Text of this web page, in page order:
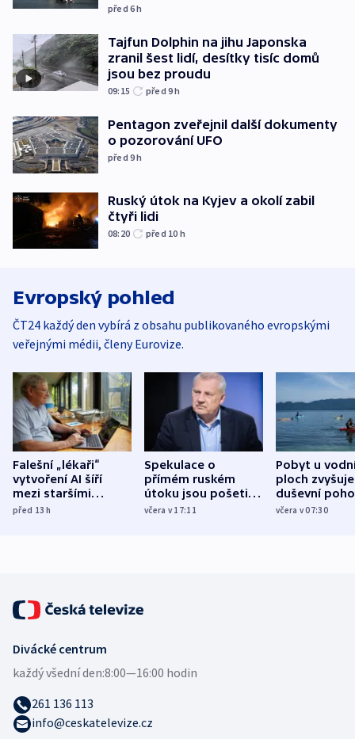
před 6h
Tajfun Dolphin na jihu Japonska
zranil šest lidí, desítky tisíc domů
jsou bez proudu
09:15 před 9h
Pentagon zveřejnil další dokumenty
o pozorování UFO
před 9h
Ruský útok na Kyjev a okolí zabil
čtyři lidi
08:20 před 10 h
Evropský pohled
ČT24 každý den vybírá z obsahu publikovaného evropskými
veřejnými médii, členy Eurovize.
Falešní „lékaři“
vytvoření AI šíří
mezi staršími
Poláky nebezpečné
před 13h
Spekulace o
přímém ruském
útoku jsou pošetilé,
míní estonský
včera v 17:11
Pobyt u
ploch zvyšuje
duševní
ukázala
včera v 07:30
Divácké centrum
každý všední den:8:00—16:00 hodin
261 136 113
info@ceskatelevize.cz